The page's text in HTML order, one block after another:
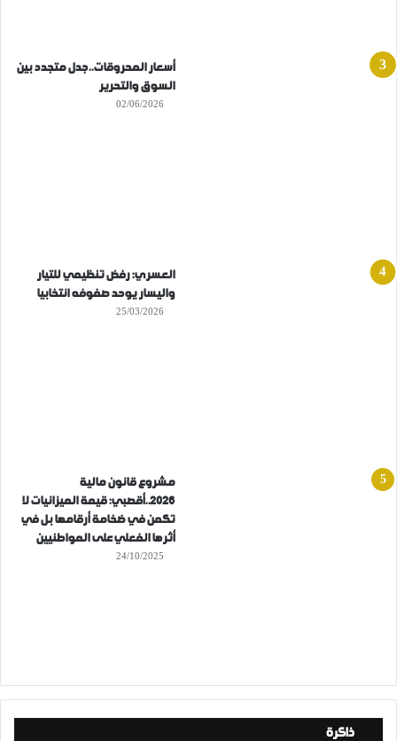
أسعار المحروقات..جدل متجدد بين
السوق والتحرير
02/06/2026
العسري: رفض تنظيمي للتيار
واليسار يوحد صفوفه انتخابيا
25/03/2026
مشروع قانون مالية
2026..أقصبي: قيمة الميزانيات لا
تكمن في ضخامة أرقامها بل في
أثرها الفعلي على المواطنيين
24/10/2025
ذاكرة